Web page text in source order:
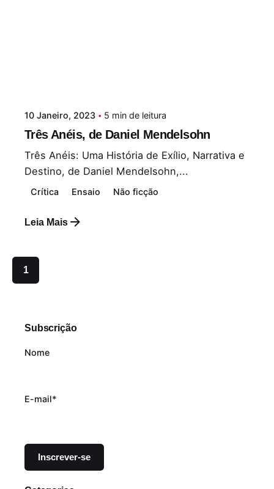
10 Janeiro, 2023 5 min de leitura
Três Anéis, de Daniel Mendelsohn
Três Anéis: Uma História de Exílio, Narrativa e
Destino, de Daniel Mendelsohn,...
Crítica Ensaio Não ficção
Leia Mais
1
Subscrição
Nome
E-mail*